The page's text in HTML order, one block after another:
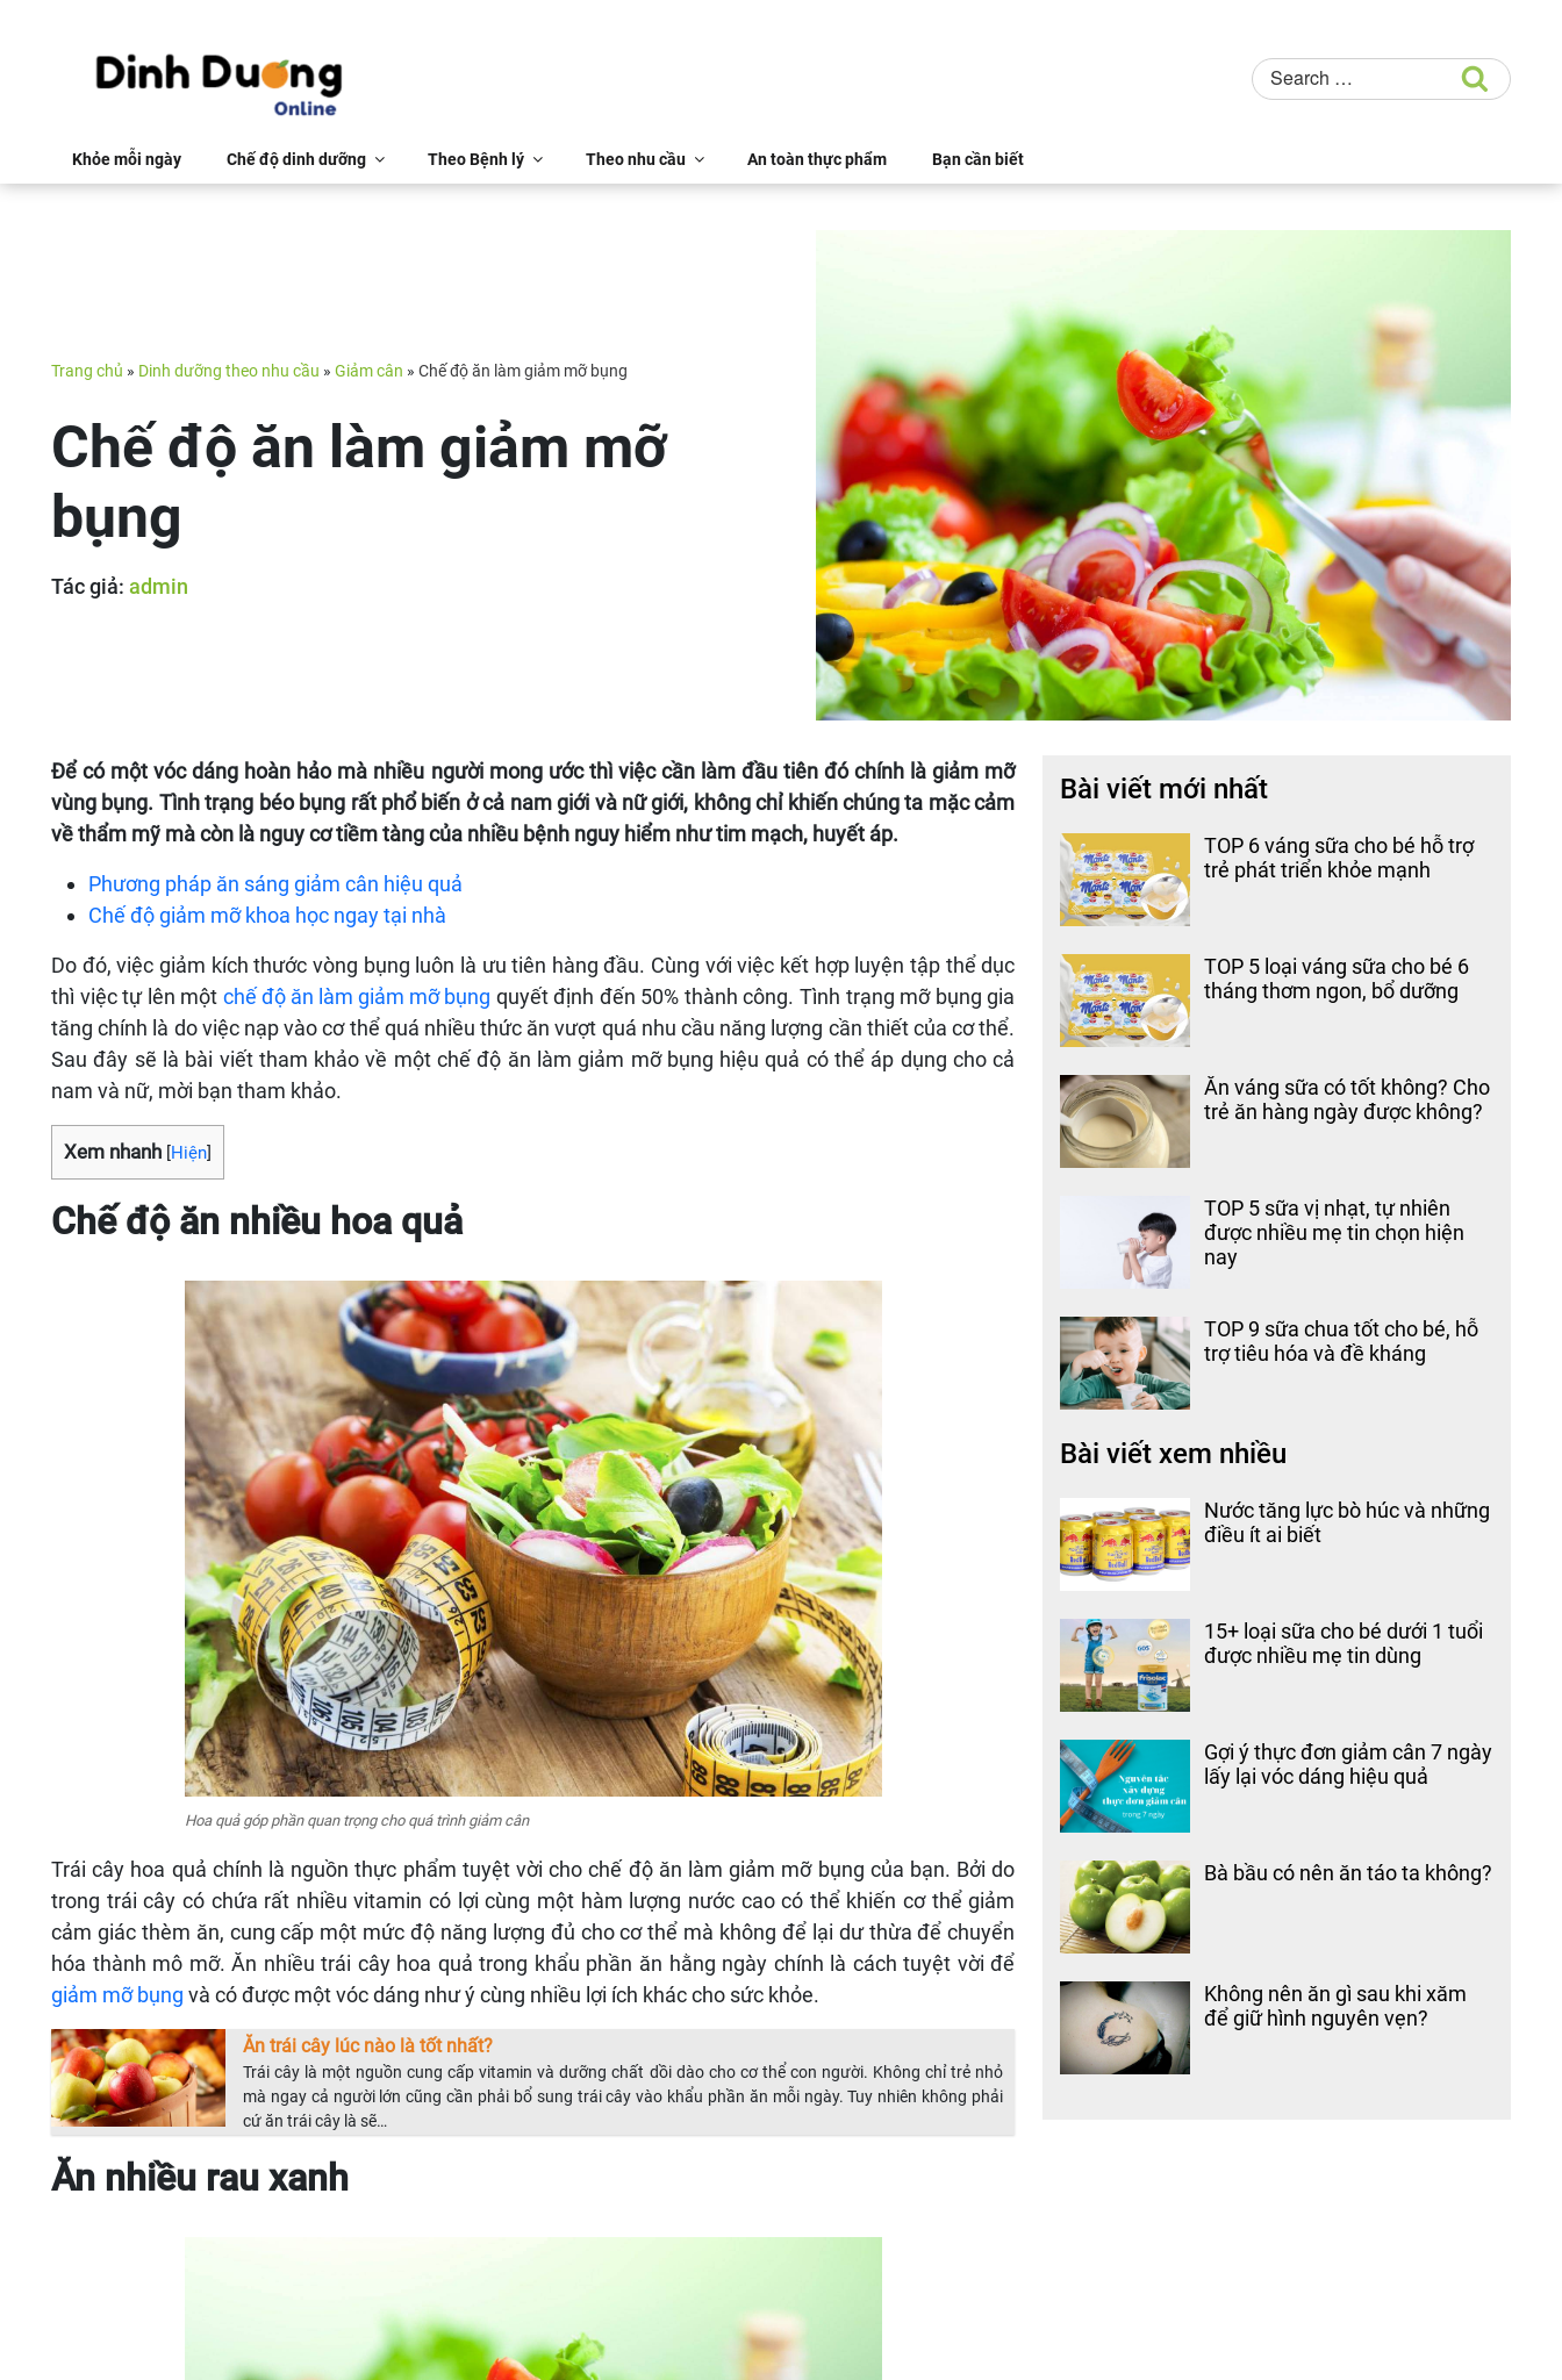
Khỏe mỗi ngày Chế độ dinh dưỡng Theo Bệnh lý Theo nhu cầu An toàn thực phẩm Bạn cần biết
Trang chủ » Dinh dưỡng theo nhu cầu » Giảm cân » Chế độ ăn làm giảm mỡ bụng
Chế độ ăn làm giảm mỡ
bụng
Tác giả: admin
Để có một vóc dáng hoàn hảo mà nhiều người mong ước thì việc cần làm đầu tiên đó chính là giảm mỡ
vùng bụng. Tình trạng béo bụng rất phổ biến ở cả nam giới và nữ giới, không chỉ khiến chúng ta mặc cảm
về thẩm mỹ mà còn là nguy cơ tiềm tàng của nhiều bệnh nguy hiểm như tim mạch, huyết áp.
Phương pháp ăn sáng giảm cân hiệu quả
Chế độ giảm mỡ khoa học ngay tại nhà
Do đó, việc giảm kích thước vòng bụng luôn là ưu tiên hàng đầu. Cùng với việc kết hợp luyện tập thể dục
thì việc tự lên một chế độ ăn làm giảm mỡ bụng quyết định đến 50% thành công. Tình trạng mỡ bụng gia
tăng chính là do việc nạp vào cơ thể quá nhiều thức ăn vượt quá nhu cầu năng lượng cần thiết của cơ thể.
Sau đây sẽ là bài viết tham khảo về một chế độ ăn làm giảm mỡ bụng hiệu quả có thể áp dụng cho cả
nam và nữ, mời bạn tham khảo.
Xem nhanh [Hiện]
Chế độ ăn nhiều hoa quả
Hoa quả góp phần quan trọng cho quá trình giảm cân
Trái cây hoa quả chính là nguồn thực phẩm tuyệt vời cho chế độ ăn làm giảm mỡ bụng của bạn. Bởi do
trong trái cây có chứa rất nhiều vitamin có lợi cùng một hàm lượng nước cao có thể khiến cơ thể giảm
cảm giác thèm ăn, cung cấp một mức độ năng lượng đủ cho cơ thể mà không để lại dư thừa để chuyển
hóa thành mô mỡ. Ăn nhiều trái cây hoa quả trong khẩu phần ăn hằng ngày chính là cách tuyệt vời để
giảm mỡ bụng và có được một vóc dáng như ý cùng nhiều lợi ích khác cho sức khỏe.
Ăn trái cây lúc nào là tốt nhất?
Trái cây là một nguồn cung cấp vitamin và dưỡng chất dồi dào cho cơ thể con người. Không chỉ trẻ nhỏ
mà ngay cả người lớn cũng cần phải bổ sung trái cây vào khẩu phần ăn mỗi ngày. Tuy nhiên không phải
cứ ăn trái cây là sẽ…
Ăn nhiều rau xanh
Bài viết mới nhất
TOP 6 váng sữa cho bé hỗ trợ
trẻ phát triển khỏe mạnh
TOP 5 loại váng sữa cho bé 6
tháng thơm ngon, bổ dưỡng
Ăn váng sữa có tốt không? Cho
trẻ ăn hàng ngày được không?
TOP 5 sữa vị nhạt, tự nhiên
được nhiều mẹ tin chọn hiện
nay
TOP 9 sữa chua tốt cho bé, hỗ
trợ tiêu hóa và đề kháng
Bài viết xem nhiều
Nước tăng lực bò húc và những
điều ít ai biết
15+ loại sữa cho bé dưới 1 tuổi
được nhiều mẹ tin dùng
Gợi ý thực đơn giảm cân 7 ngày
lấy lại vóc dáng hiệu quả
Bà bầu có nên ăn táo ta không?
Không nên ăn gì sau khi xăm
để giữ hình nguyên vẹn?